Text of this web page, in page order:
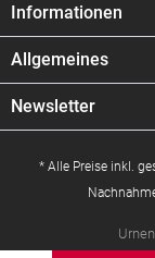
Informationen
Allgemeines
Newsletter
* Alle Preise inkl.